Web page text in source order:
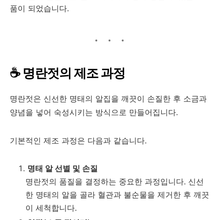
품이 되었습니다.
☕ 명란젓의 제조 과정
명란젓은 신선한 명태의 알집을 깨끗이 손질한 후 소금과
양념을 넣어 숙성시키는 방식으로 만들어집니다.
기본적인 제조 과정은 다음과 같습니다.
명태 알 선별 및 손질
명란젓의 품질을 결정하는 중요한 과정입니다. 신선
한 명태의 알을 골라 혈관과 불순물을 제거한 후 깨끗
이 세척합니다.